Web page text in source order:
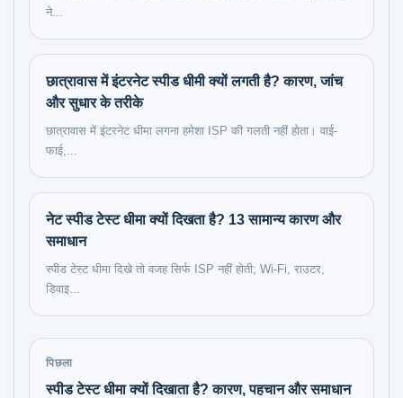
ने...
छात्रावास में इंटरनेट स्पीड धीमी क्यों लगती है? कारण, जांच
और सुधार के तरीके
छात्रावास में इंटरनेट धीमा लगना हमेशा ISP की गलती नहीं होता। वाई-
फाई,...
नेट स्पीड टेस्ट धीमा क्यों दिखता है? 13 सामान्य कारण और
समाधान
स्पीड टेस्ट धीमा दिखे तो वजह सिर्फ ISP नहीं होती; Wi-Fi, राउटर,
डिवाइ...
पिछला
स्पीड टेस्ट धीमा क्यों दिखाता है? कारण, पहचान और समाधान